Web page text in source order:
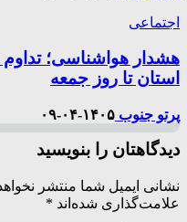
اجتماعی
استان تا روز جمعه
پرتو جنوب ۱۴۰۵-۰۴-۰۹
دیدگاهتان را بنویسید
نشانی ایمیل شما منتشر
علامت‌گذاری شده‌اند *